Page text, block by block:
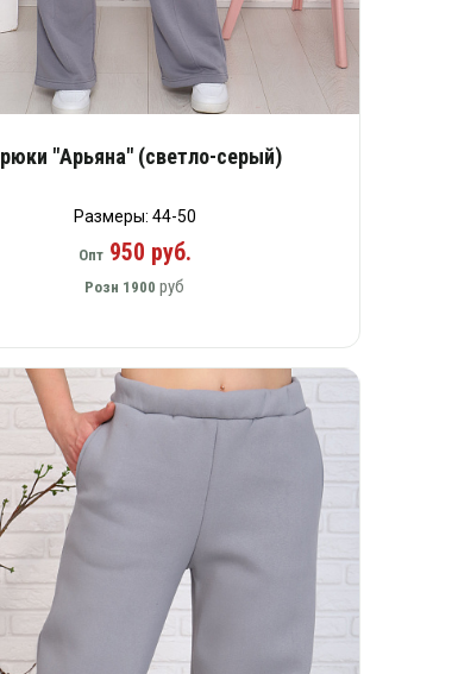
"Арьяна" (светло-серый)
Размеры: 44-50
Опт950 руб.
Розн 1900 руб